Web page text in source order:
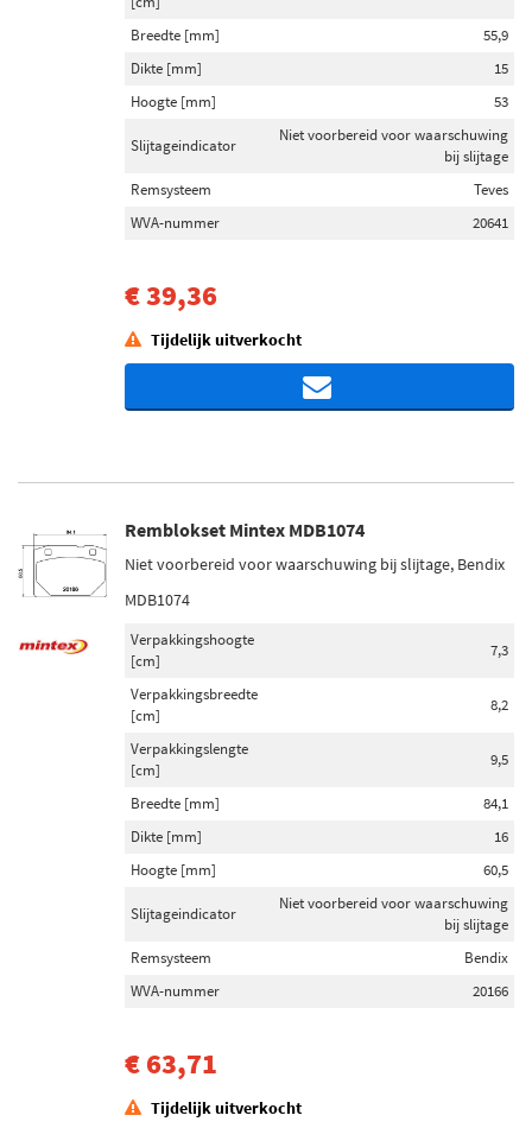
Breedte [mm]
55,9
Dikte [mm]
15
Hoogte [mm]
53
Slijtageindicator
Niet voorbereid voor waarschuwing
bij slijtage
Remsysteem
Teves
WVA-nummer
20641
€ 39,36
Tijdelijk uitverkocht
Remblokset Mintex MDB1074
Niet voorbereid voor waarschuwing bij slijtage, Bendix
MDB1074
Verpakkingshoogte
[cm]
7,3
Verpakkingsbreedte
[cm]
8,2
Verpakkingslengte
[cm]
9,5
Breedte [mm]
84,1
Dikte [mm]
16
Hoogte [mm]
60,5
Slijtageindicator
Niet voorbereid voor waarschuwing
bij slijtage
Remsysteem
Bendix
WVA-nummer
20166
€ 63,71
Tijdelijk uitverkocht